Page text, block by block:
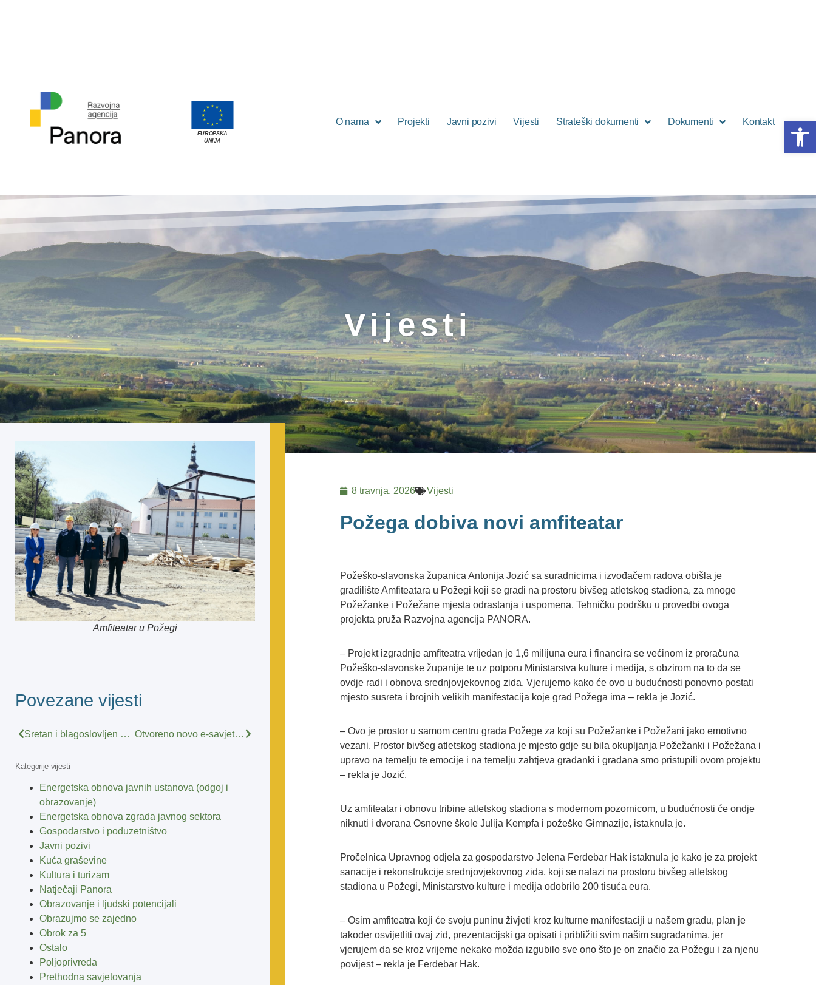
EUROPSKA
UNIJA
O nama Projekti Javni pozivi Vijesti Strateški dokumenti Dokumenti Kontakt
Vijesti
Amfiteatar u Požegi
Povezane vijesti
Sretan i blagoslovljen Uskrs Otvoreno novo e-savjetovanje – Savjetovanje o prijedlogu Poziva za dodjelu bespovratnih sredstava “Inovacije procesa u S3 područjima”
Kategorije vijesti
Energetska obnova javnih ustanova (odgoj i
obrazovanje)
Energetska obnova zgrada javnog sektora
Gospodarstvo i poduzetništvo
Javni pozivi
Kuća graševine
Kultura i turizam
Natječaji Panora
Obrazovanje i ljudski potencijali
Obrazujmo se zajedno
Obrok za 5
Ostalo
Poljoprivreda
Prethodna savjetovanja
8 travnja, 2026 Vijesti
Požega dobiva novi amfiteatar
Požeško-slavonska županica Antonija Jozić sa suradnicima i izvođačem radova obišla je
gradilište Amfiteatara u Požegi koji se gradi na prostoru bivšeg atletskog stadiona, za mnoge
Požežanke i Požežane mjesta odrastanja i uspomena. Tehničku podršku u provedbi ovoga
projekta pruža Razvojna agencija PANORA.
– Projekt izgradnje amfiteatra vrijedan je 1,6 milijuna eura i financira se većinom iz proračuna
Požeško-slavonske županije te uz potporu Ministarstva kulture i medija, s obzirom na to da se
ovdje radi i obnova srednjovjekovnog zida. Vjerujemo kako će ovo u budućnosti ponovno postati
mjesto susreta i brojnih velikih manifestacija koje grad Požega ima – rekla je Jozić.
– Ovo je prostor u samom centru grada Požege za koji su Požežanke i Požežani jako emotivno
vezani. Prostor bivšeg atletskog stadiona je mjesto gdje su bila okupljanja Požežanki i Požežana i
upravo na temelju te emocije i na temelju zahtjeva građanki i građana smo pristupili ovom projektu
– rekla je Jozić.
Uz amfiteatar i obnovu tribine atletskog stadiona s modernom pozornicom, u budućnosti će ondje
niknuti i dvorana Osnovne škole Julija Kempfa i požeške Gimnazije, istaknula je.
Pročelnica Upravnog odjela za gospodarstvo Jelena Ferdebar Hak istaknula je kako je za projekt
sanacije i rekonstrukcije srednjovjekovnog zida, koji se nalazi na prostoru bivšeg atletskog
stadiona u Požegi, Ministarstvo kulture i medija odobrilo 200 tisuća eura.
– Osim amfiteatra koji će svoju puninu živjeti kroz kulturne manifestaciji u našem gradu, plan je
također osvijetliti ovaj zid, prezentacijski ga opisati i približiti svim našim sugrađanima, jer
vjerujem da se kroz vrijeme nekako možda izgubilo sve ono što je on značio za Požegu i za njenu
povijest – rekla je Ferdebar Hak.